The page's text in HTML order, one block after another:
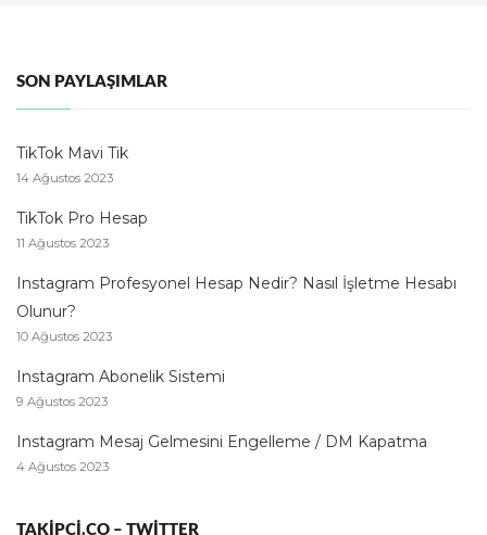
SON PAYLAŞIMLAR
TikTok Mavi Tik
14 Ağustos 2023
TikTok Pro Hesap
11 Ağustos 2023
Instagram Profesyonel Hesap Nedir? Nasıl İşletme Hesabı
Olunur?
10 Ağustos 2023
Instagram Abonelik Sistemi
9 Ağustos 2023
Instagram Mesaj Gelmesini Engelleme / DM Kapatma
4 Ağustos 2023
TAKIPCI.CO – TWITTER